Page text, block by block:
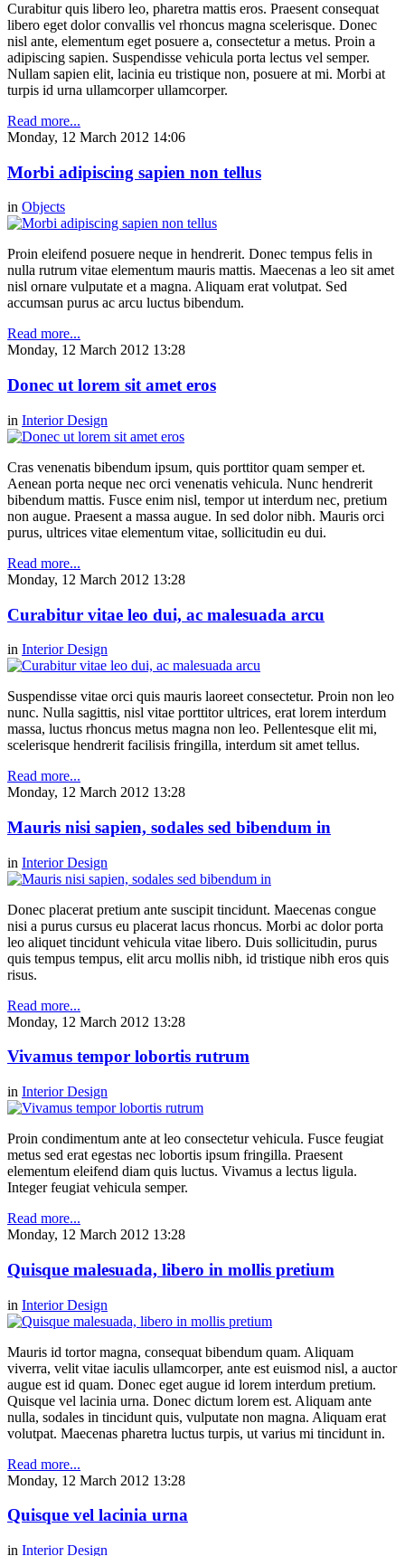
Curabitur quis libero leo, pharetra mattis eros. Praesent consequat
libero eget dolor convallis vel rhoncus magna scelerisque. Donec
nisl ante, elementum eget posuere a, consectetur a metus. Proin a
adipiscing sapien. Suspendisse vehicula porta lectus vel semper.
Nullam sapien elit, lacinia eu tristique non, posuere at mi. Morbi at
turpis id urna ullamcorper ullamcorper.
Read more...
Monday, 12 March 2012 14:06
Morbi adipiscing sapien non tellus
in Objects
Proin eleifend posuere neque in hendrerit. Donec tempus felis in
nulla rutrum vitae elementum mauris mattis. Maecenas a leo sit amet
nisl ornare vulputate et a magna. Aliquam erat volutpat. Sed
accumsan purus ac arcu luctus bibendum.
Read more...
Monday, 12 March 2012 13:28
Donec ut lorem sit amet eros
in Interior Design
Cras venenatis bibendum ipsum, quis porttitor quam semper et.
Aenean porta neque nec orci venenatis vehicula. Nunc hendrerit
bibendum mattis. Fusce enim nisl, tempor ut interdum nec, pretium
non augue. Praesent a massa augue. In sed dolor nibh. Mauris orci
purus, ultrices vitae elementum vitae, sollicitudin eu dui.
Read more...
Monday, 12 March 2012 13:28
Curabitur vitae leo dui, ac malesuada arcu
in Interior Design
Suspendisse vitae orci quis mauris laoreet consectetur. Proin non leo
nunc. Nulla sagittis, nisl vitae porttitor ultrices, erat lorem interdum
massa, luctus rhoncus metus magna non leo. Pellentesque elit mi,
scelerisque hendrerit facilisis fringilla, interdum sit amet tellus.
Read more...
Monday, 12 March 2012 13:28
Mauris nisi sapien, sodales sed bibendum in
in Interior Design
Donec placerat pretium ante suscipit tincidunt. Maecenas congue
nisi a purus cursus eu placerat lacus rhoncus. Morbi ac dolor porta
leo aliquet tincidunt vehicula vitae libero. Duis sollicitudin, purus
quis tempus tempus, elit arcu mollis nibh, id tristique nibh eros quis
risus.
Read more...
Monday, 12 March 2012 13:28
Vivamus tempor lobortis rutrum
in Interior Design
Proin condimentum ante at leo consectetur vehicula. Fusce feugiat
metus sed erat egestas nec lobortis ipsum fringilla. Praesent
elementum eleifend diam quis luctus. Vivamus a lectus ligula.
Integer feugiat vehicula semper.
Read more...
Monday, 12 March 2012 13:28
Quisque malesuada, libero in mollis pretium
in Interior Design
Mauris id tortor magna, consequat bibendum quam. Aliquam
viverra, velit vitae iaculis ullamcorper, ante est euismod nisl, a auctor
augue est id quam. Donec eget augue id lorem interdum pretium.
Quisque vel lacinia urna. Donec dictum lorem est. Aliquam ante
nulla, sodales in tincidunt quis, vulputate non magna. Aliquam erat
volutpat. Maecenas pharetra luctus turpis, ut varius mi tincidunt in.
Read more...
Monday, 12 March 2012 13:28
Quisque vel lacinia urna
in Interior Design